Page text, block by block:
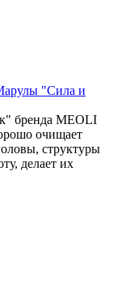
"Сила и
бренда MEOLI
очищает
структуры
делает их